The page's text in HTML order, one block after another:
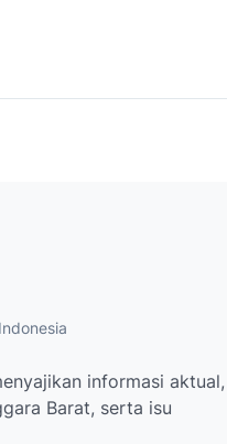
informasi aktual,
Barat, serta isu